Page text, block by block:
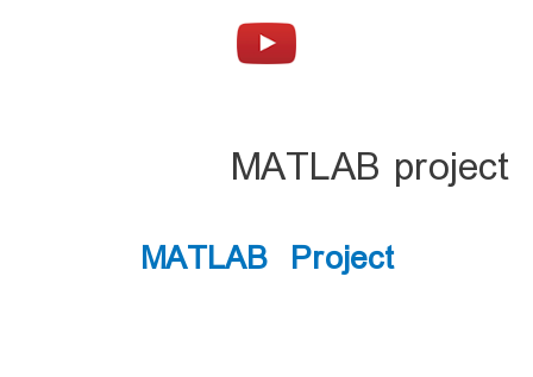
MATLAB project
MATLAB Project